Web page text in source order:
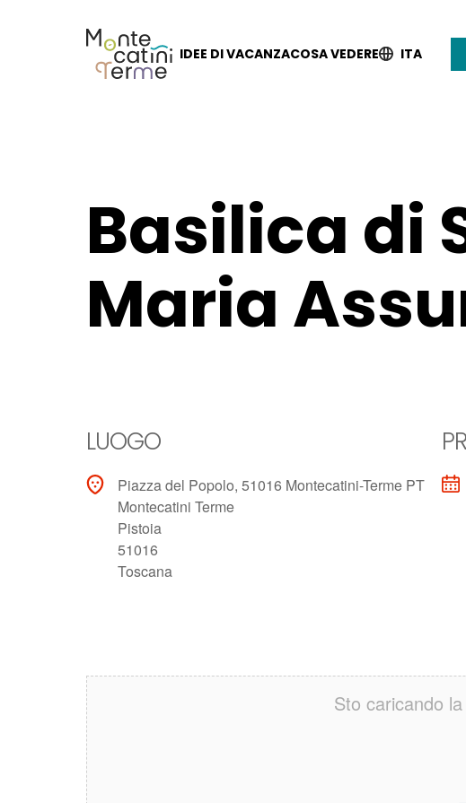
IDEE DI VACANZACOSA VEDERE ITA
Basilica di
Maria
LUOGO
Piazza del Popolo, 51016 Montecatini-Terme PT
Montecatini Terme
Pistoia
51016
Toscana
Sto caricando